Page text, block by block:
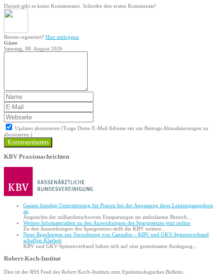
Derzeit gibt es keine Kommentare. Schreibe den ersten Kommentar!
Bereits registriert? Hier einloggen
Gäste
Samstag, 08. August 2026
Updates abonnieren (Trage Deine E-Mail Adresse ein um Beitrags Aktualisierungen zu
abonnieren.)
Kommentieren
KBV Praxisnachrichten
Gassen kündigt Unterstützung für Praxen bei der Anpassung ihres Leistungsangebots
an
Angesichts der milliardenschweren Einsparungen im ambulanten Bereich...
Weitere Infomaterialien zu den Auswirkungen des Spargesetzes jetzt online
Zu den Auswirkungen des Spargesetzes stellt die KBV weitere...
Neue Regelungen zur Verordnung von Cannabis – KBV und GKV-Spitzenverband
schaffen Klarheit
KBV und GKV-Spitzenverband haben sich auf eine gemeinsame Auslegung...
Robert-Koch-Institut
Dies ist der RSS Feed des Robert Koch-Instituts zum Epidemiologisches Bulletin.